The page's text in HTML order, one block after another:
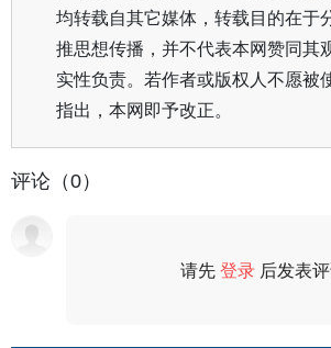
均转载自其它媒体，转载目的在于
推思想传播，并不代表本网赞同其
实性负责。若作者或版权人不愿被
指出，本网即予改正。
评论（0）
请先登录 后发表